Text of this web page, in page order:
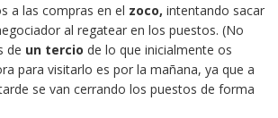
a las compras en el zoco, intentando sacar
al regatear en los puestos. (No
de un tercio de lo que inicialmente os
para visitarlo es por la mañana, ya que a
se van cerrando los puestos de forma